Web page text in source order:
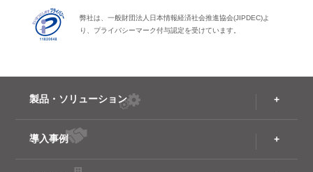
弊社は、一般財団法人日本情報経済社会推進協会(JIPDEC)よ
り、プライバシーマーク付与認定を受けています。
製品・ソリューション
導入事例